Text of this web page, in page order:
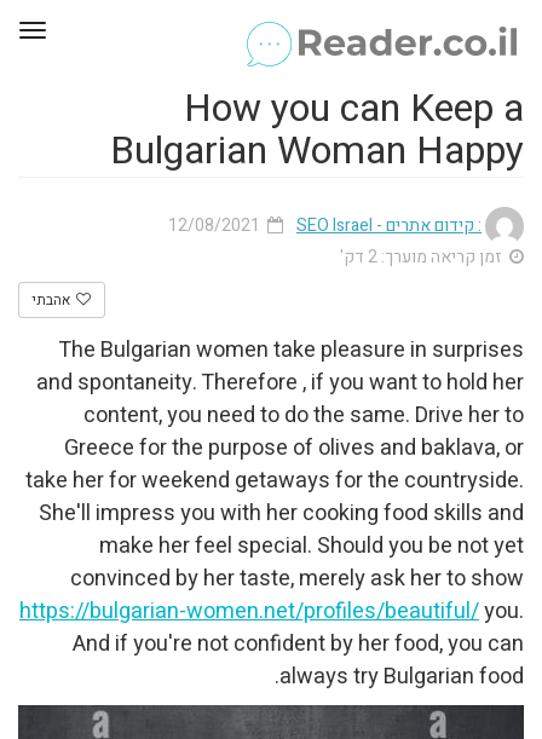
How you can Keep a
Bulgarian Woman Happy
: קידום אתרים - SEO Israel
12/08/2021
זמן קריאה מוערך: 2 דק'
אהבתי
The Bulgarian women take pleasure in surprises
and spontaneity. Therefore , if you want to hold her
content, you need to do the same. Drive her to
Greece for the purpose of olives and baklava, or
take her for weekend getaways for the countryside.
She'll impress you with her cooking food skills and
make her feel special. Should you be not yet
convinced by her taste, merely ask her to show
https://bulgarian-women.net/profiles/beautiful/you.
And if you're not confident by her food, you can
always try Bulgarian food.